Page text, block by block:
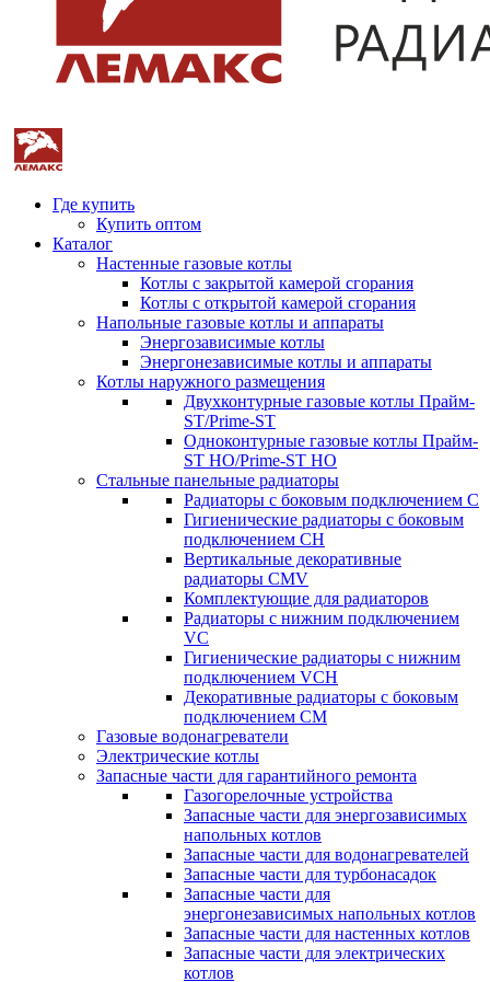
Где купить
Купить оптом
Каталог
Настенные газовые котлы
Котлы с закрытой камерой сгорания
Котлы с открытой камерой сгорания
Напольные газовые котлы и аппараты
Энергозависимые котлы
Энергонезависимые котлы и аппараты
Котлы наружного размещения
Двухконтурные газовые котлы Прайм-
ST/Prime-ST
Одноконтурные газовые котлы Прайм-
ST HO/Prime-ST HO
Стальные панельные радиаторы
Радиаторы c боковым подключением C
Гигиенические радиаторы c боковым
подключением CH
Вертикальные декоративные
радиаторы CMV
Комплектующие для радиаторов
Радиаторы c нижним подключением
VC
Гигиенические радиаторы c нижним
подключением VCH
Декоративные радиаторы с боковым
подключением CM
Газовые водонагреватели
Электрические котлы
Запасные части для гарантийного ремонта
Газогорелочные устройства
Запасные части для энергозависимых
напольных котлов
Запасные части для водонагревателей
Запасные части для турбонасадок
Запасные части для
энергонезависимых напольных котлов
Запасные части для настенных котлов
Запасные части для электрических
котлов